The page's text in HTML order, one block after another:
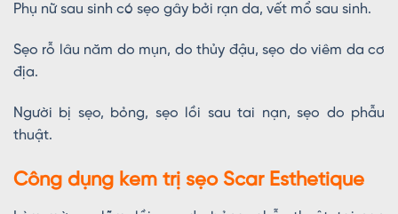
Phụ nữ sau sinh có sẹo gây bởi rạn da, vết mổ sau sinh.
Sẹo rỗ lâu năm do mụn, do thủy đậu, sẹo do viêm da cơ
địa.
Người bị sẹo, bỏng, sẹo lồi sau tai nạn, sẹo do phẫu
thuật.
Công dụng kem trị sẹo Scar Esthetique